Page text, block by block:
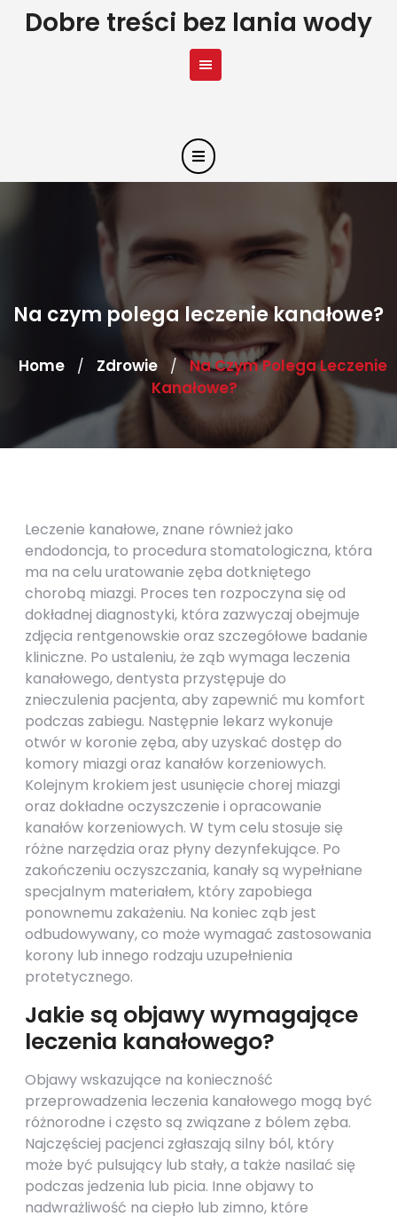
SkipDobre treści bez lania wody
Na czym polega leczenie kanałowe?
Home / Zdrowie / Na Czym Polega Leczenie
Kanałowe?
Leczenie kanałowe, znane również jako
endodoncja, to procedura stomatologiczna, która
ma na celu uratowanie zęba dotkniętego
chorobą miazgi. Proces ten rozpoczyna się od
dokładnej diagnostyki, która zazwyczaj obejmuje
zdjęcia rentgenowskie oraz szczegółowe badanie
kliniczne. Po ustaleniu, że ząb wymaga leczenia
kanałowego, dentysta przystępuje do
znieczulenia pacjenta, aby zapewnić mu komfort
podczas zabiegu. Następnie lekarz wykonuje
otwór w koronie zęba, aby uzyskać dostęp do
komory miazgi oraz kanałów korzeniowych.
Kolejnym krokiem jest usunięcie chorej miazgi
oraz dokładne oczyszczenie i opracowanie
kanałów korzeniowych. W tym celu stosuje się
różne narzędzia oraz płyny dezynfekujące. Po
zakończeniu oczyszczania, kanały są wypełniane
specjalnym materiałem, który zapobiega
ponownemu zakażeniu. Na koniec ząb jest
odbudowywany, co może wymagać zastosowania
korony lub innego rodzaju uzupełnienia
protetycznego.
Jakie są objawy wymagające
leczenia kanałowego?
Objawy wskazujące na konieczność
przeprowadzenia leczenia kanałowego mogą być
różnorodne i często są związane z bólem zęba.
Najczęściej pacjenci zgłaszają silny ból, który
może być pulsujący lub stały, a także nasilać się
podczas jedzenia lub picia. Inne objawy to
nadwrażliwość na ciepło lub zimno, które